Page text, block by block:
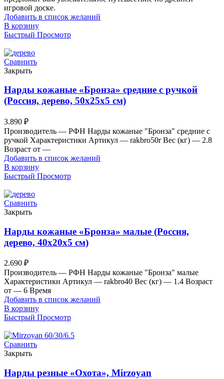
игровой доске.
Добавить в список желаний
В корзину
Быстрый Просмотр
Сравнить
Закрыть
Нарды кожаные «Бронза» средние с ручкой
(Россия, дерево, 50х25х5 см)
3.890 ₽
Производитель — РФН Нарды кожаные "Бронза" средние с
ручкой Характеристики Артикул — rakbro50r Вес (кг) — 2.8
Возраст от —
Добавить в список желаний
В корзину
Быстрый Просмотр
Сравнить
Закрыть
Нарды кожаные «Бронза» малые (Россия,
дерево, 40х20х5 см)
2.690 ₽
Производитель — РФН Нарды кожаные "Бронза" малые
Характеристики Артикул — rakbro40 Вес (кг) — 1.4 Возраст
от — 6 Время
Добавить в список желаний
В корзину
Быстрый Просмотр
Сравнить
Закрыть
Нарды резные «Охота», Mirzoyan